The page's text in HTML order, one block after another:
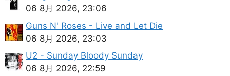
06 8月 2026, 23:06
Guns N' Roses - Live and Let Die
06 8月 2026, 23:03
U2 - Sunday Bloody Sunday
06 8月 2026, 22:59